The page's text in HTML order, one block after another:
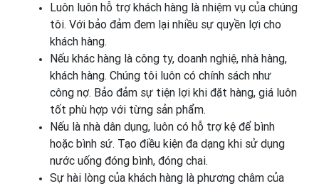
Luôn luôn hỗ trợ khách hàng là nhiệm vụ của chúng
tôi. Với bảo đảm đem lại nhiều sự quyền lợi cho
khách hàng.
Nếu khác hàng là công ty, doanh nghiệ, nhà hàng,
khách hàng. Chúng tôi luôn có chính sách như
công nợ. Bảo đảm sự tiện lợi khi đặt hàng, giá luôn
tốt phù hợp với từng sản phẩm.
Nếu là nhà dân dụng, luôn có hỗ trợ kệ để bình
hoặc bình sứ. Tạo điều kiện đa dạng khi sử dụng
nước uống đóng bình, đóng chai.
Sự hài lòng của khách hàng là phương châm của